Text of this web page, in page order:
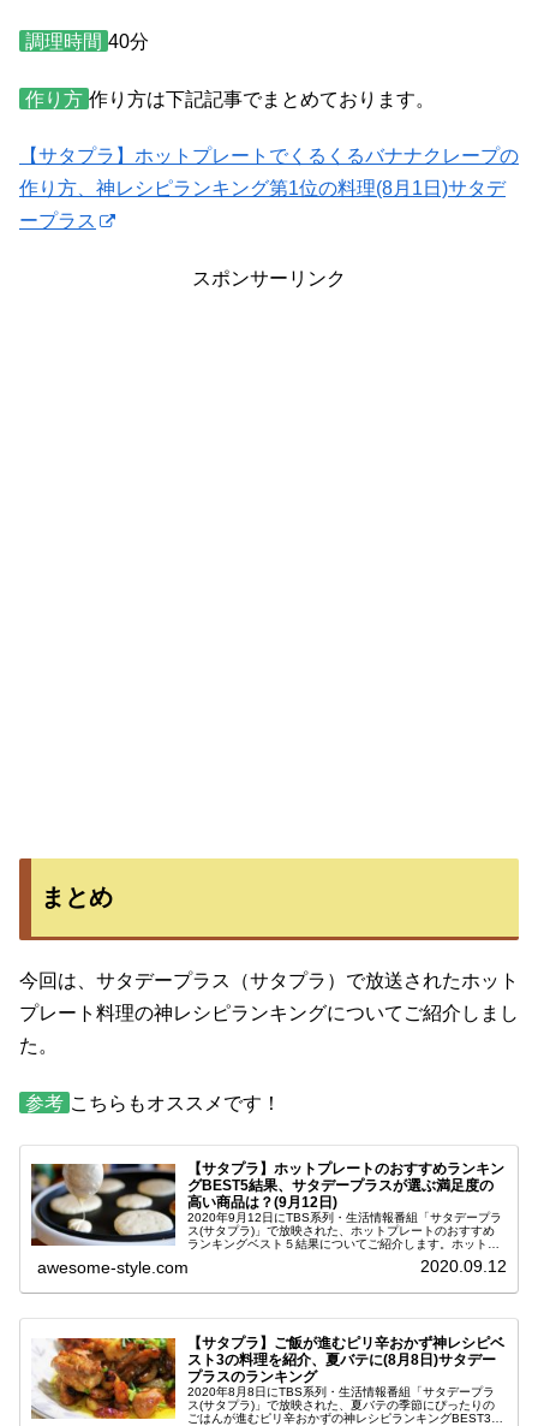
調理時間 40分
作り方 作り方は下記記事でまとめております。
【サタプラ】ホットプレートでくるくるバナナクレープの
作り方、神レシピランキング第1位の料理(8月1日)サタデ
ープラス
スポンサーリンク
まとめ
今回は、サタデープラス（サタプラ）で放送されたホット
プレート料理の神レシピランキングについてご紹介しまし
た。
参考 こちらもオススメです！
【サタプラ】ホットプレートのおすすめランキン
グBEST5結果、サタデープラスが選ぶ満足度の
高い商品は？(9月12日)
2020年9月12日にTBS系列・生活情報番組「サタデープラ
ス(サタプラ)」で放映された、ホットプレートのおすすめ
ランキングベスト５結果についてご紹介します。ホットプ
awesome-style.com 2020.09.12
【サタプラ】ご飯が進むピリ辛おかず神レシピベ
スト3の料理を紹介、夏バテに(8月8日)サタデー
プラスのランキング
2020年8月8日にTBS系列・生活情報番組「サタデープラ
ス(サタプラ)」で放映された、夏バテの季節にぴったりの
ごはんが進むピリ辛おかずの神レシピランキングBEST3を